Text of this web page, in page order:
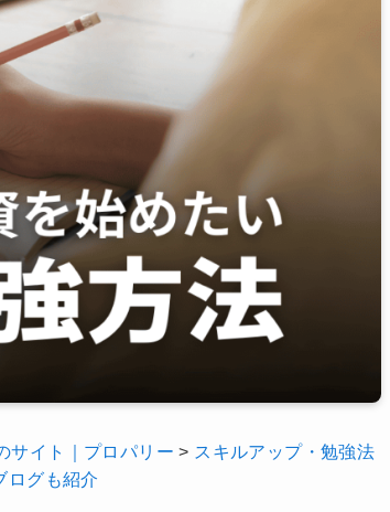
サイト｜プロパリー > スキルアップ・勉強法
ログも紹介